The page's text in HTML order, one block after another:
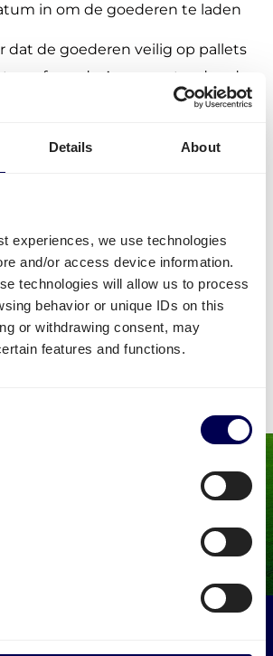
Details About
experiences, we use technologies
and/or access device information.
technologies will allow us to process
behavior or unique IDs on this
or withdrawing consent, may
features and functions.
in om de goederen te laden
dat de goederen veilig op pallets
conform de Amazon standaarden
goederen ophalen door één
Amazon vervoerders
het portaal, en ontvang
en meldingen
in Europa